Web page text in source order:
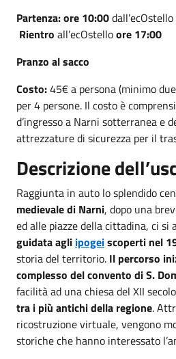
Partenza: ore 10:00
Rientro all’ecOstelloore 17:00
Pranzo al sacco
Costo:45€ a persona (minimo
per 4 persone. Il costo è
d’ingresso a Narni sotterranea e
attrezzature di sicurezza per il
Descrizione
Raggiunta in auto lo splendido
medievale di Narni, dopo una
ed alle piazze della cittadina, ci si
guidata agli ipogeiscoperti nel
storia del territorio. Il percorso
complesso del convento di S.
facilità ad una chiesa del XII
tra i più antichi della regione.
ricostruzione virtuale, vengono
storiche che hanno interessato